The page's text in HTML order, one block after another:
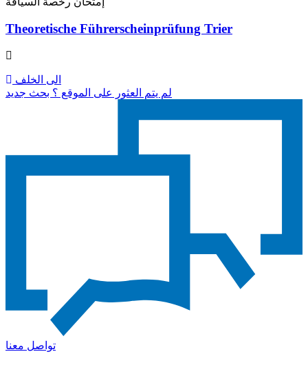
Theoretische Führerscheinprüfung Trier
الى الخلف
لم يتم العثور على الموقع ؟ بحث جديد
تواصل معنا